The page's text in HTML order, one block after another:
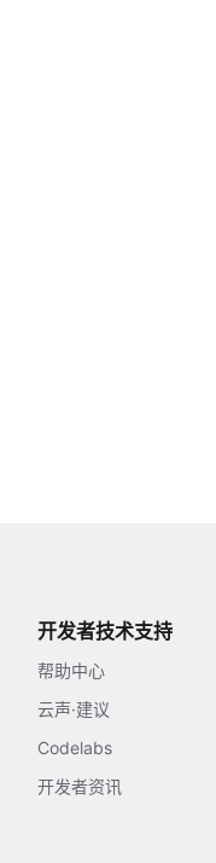
开发者技术支持
帮助中心
云声·建议
Codelabs
开发者资讯